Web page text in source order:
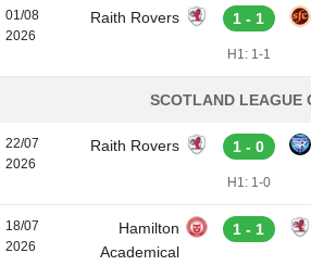
01/08
2026
Raith Rovers 1 - 1
H1: 1-1
SCOTLAND LEAGUE
22/07
2026
Raith Rovers 1 - 0
H1: 1-0
18/07
2026
Hamilton
Academical
1 - 1